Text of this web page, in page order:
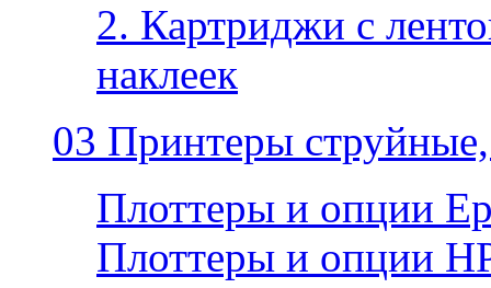
2. Картриджи с
наклеек
03 Принтеры
Плоттеры и опции
Плоттеры и опции